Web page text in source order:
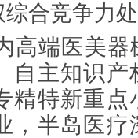
合竞争力
高端医美器
自主知识产
精特新重点
，半岛医疗